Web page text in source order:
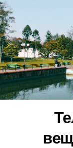
Перейти
к
содержанию